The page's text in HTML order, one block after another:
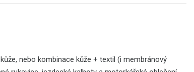
nebo kombinace kůže + textil (i membránový